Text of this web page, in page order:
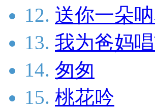
12. 送你一朵
13. 我为爸妈
14. 匆匆
15. 桃花吟